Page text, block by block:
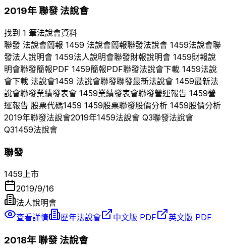
2019年聯發法說會
找到 1 筆法說會資料
聯發 法說會簡報 1459 法說會簡報聯發法說會 1459法說會聯
發法人說明會 1459法人說明會聯發財報說明會 1459財報說
明會聯發簡報PDF 1459簡報PDF聯發法說會下載 1459法說
會下載 法說會1459 法說會聯發聯發最新法說會 1459最新法
說會聯發業績發表會 1459業績發表會聯發營運報告 1459營
運報告 股票代碼1459 1459股票聯發股價分析 1459股價分析
2019年聯發法說會2019年1459法說會 Q3聯發法說會
Q31459法說會
聯發
1459上市
2019/9/16
法人說明會
查看詳情
歷年法說會 中文版 PDF 英文版 PDF
2018年聯發法說會